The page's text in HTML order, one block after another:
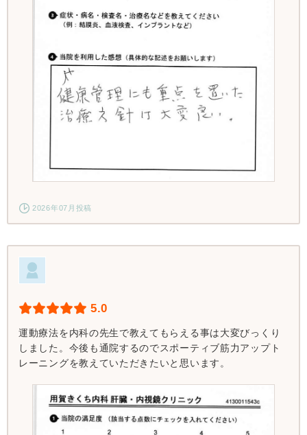
2026年07月投稿
5.0
運動療法を内科の先生で教えてもらえる事は大変びっくり
しました。今後も通院するのでスポーティブ筋力アップト
レーニングを教えていただきたいと思います。